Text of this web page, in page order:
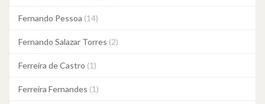
Fernando Pessoa (14)
Fernando Salazar Torres (2)
Ferreira de Castro (1)
Ferreira Fernandes (1)